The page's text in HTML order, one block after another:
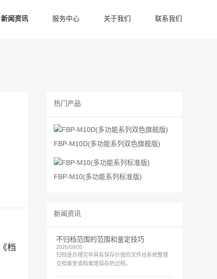
新闻资讯 服务中心 关于我们 联系我们
档
热门产品
FBP-M10D(多功能系列双色旗舰版)
FBP-M10(多功能系列标准版)
新闻资讯
不归档范围的范围和鉴定技巧
2026/08/05
归档是办理完毕具有保存价值的文件经系统整理
交档案室或档案馆保存的过程。